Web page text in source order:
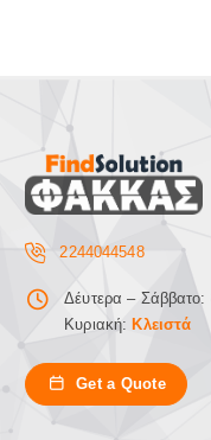
2244044548
Δέυτερα –
Κυριακή: Κλειστά
Get a Quote